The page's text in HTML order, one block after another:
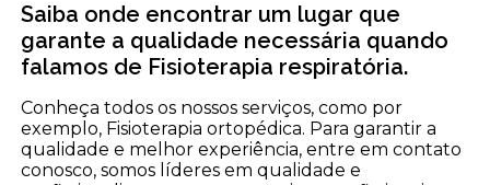
Saiba onde encontrar um lugar que
garante a qualidade necessária quando
falamos de Fisioterapia respiratória.
Conheça todos os nossos serviços, como por
exemplo, Fisioterapia ortopédica. Para garantir a
qualidade e melhor experiência, entre em contato
conosco, somos líderes em qualidade e